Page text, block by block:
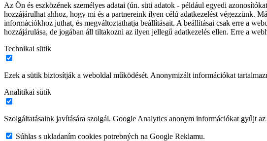
Az Ön és eszközének személyes adatai (ún. süti adatok - például egyedi
hozzájárulhat ahhoz, hogy mi és a partnereink ilyen célú adatkezelést végezzünk.
információkhoz juthat, és megváltoztathatja beállításait. A beállításai csak erre a
hozzájárulása, de jogában áll tiltakozni az ilyen jellegű adatkezelés ellen. Erre a
Technikai sütik
Ezek a sütik biztosítják a weboldal működését. Anonymizált információkat
Analitikai sütik
Szolgáltatásaink javítására szolgál. Google Analytics anonym információkat gyűjt
Súhlas s ukladaním cookies potrebných na Google Reklamu.